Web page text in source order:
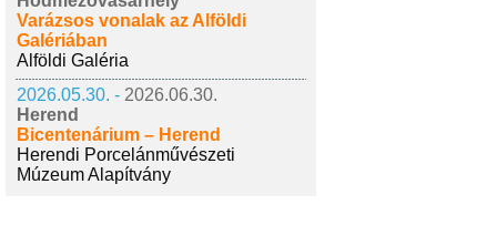
Varázsos vonalak az Alföldi
Galériában
Alföldi Galéria
2026.05.30. - 2026.06.30.
Herend
Bicentenárium – Herend
Herendi Porcelánművészeti
Múzeum Alapítvány